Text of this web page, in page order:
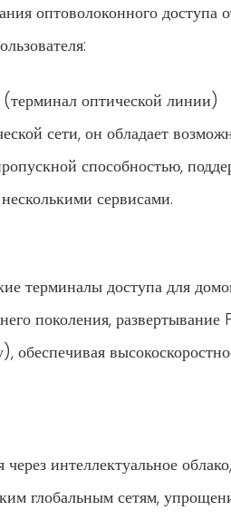
провайдеры,
однако устройству по-
оптоволоконного доступа
оптической линии)
сети, он обладает
способностью,
сервисами.
терминалы доступа для
поколения,
интеллектуальное
глобальным сетям,